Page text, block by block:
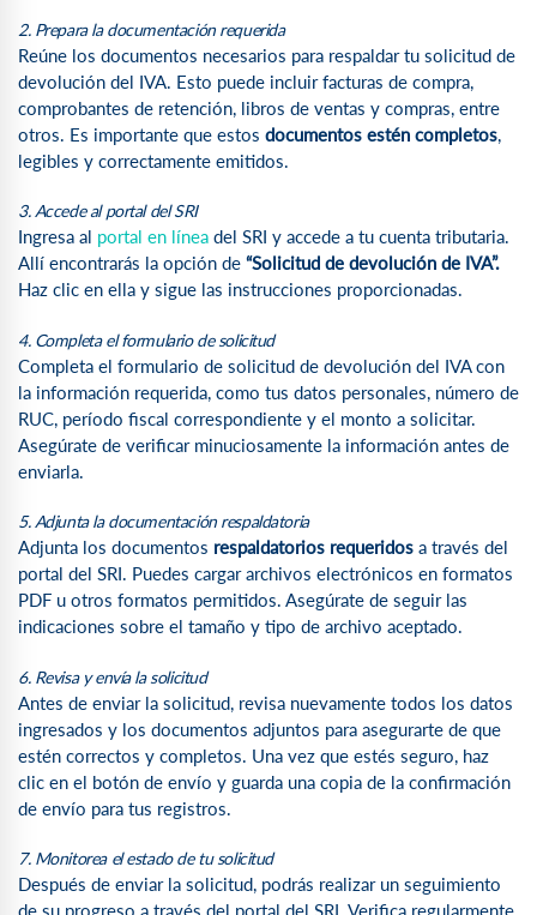
2. Prepara la documentación requerida
Reúne los documentos necesarios para respaldar tu solicitud de
devolución del IVA. Esto puede incluir facturas de compra,
comprobantes de retención, libros de ventas y compras, entre
otros. Es importante que estos documentos estén completos,
legibles y correctamente emitidos.
3. Accede al portal del SRI
Ingresa al portal en línea del SRI y accede a tu cuenta tributaria.
Allí encontrarás la opción de “Solicitud de devolución de IVA”.
Haz clic en ella y sigue las instrucciones proporcionadas.
4. Completa el formulario de solicitud
Completa el formulario de solicitud de devolución del IVA con
la información requerida, como tus datos personales, número de
RUC, período fiscal correspondiente y el monto a solicitar.
Asegúrate de verificar minuciosamente la información antes de
enviarla.
5. Adjunta la documentación respaldatoria
Adjunta los documentos respaldatorios requeridos a través del
portal del SRI. Puedes cargar archivos electrónicos en formatos
PDF u otros formatos permitidos. Asegúrate de seguir las
indicaciones sobre el tamaño y tipo de archivo aceptado.
6. Revisa y envía la solicitud
Antes de enviar la solicitud, revisa nuevamente todos los datos
ingresados y los documentos adjuntos para asegurarte de que
estén correctos y completos. Una vez que estés seguro, haz
clic en el botón de envío y guarda una copia de la confirmación
de envío para tus registros.
7. Monitorea el estado de tu solicitud
Después de enviar la solicitud, podrás realizar un seguimiento
de su progreso a través del portal del SRI. Verifica regularmente